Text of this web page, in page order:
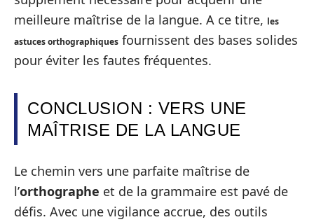
meilleure maîtrise de la langue. A ce titre, les
astuces orthographiques fournissent des bases solides
pour éviter les fautes fréquentes.
CONCLUSION : VERS UNE
MAÎTRISE DE LA LANGUE
Le chemin vers une parfaite maîtrise de
l’orthographe et de la grammaire est pavé de
défis. Avec une vigilance accrue, des outils